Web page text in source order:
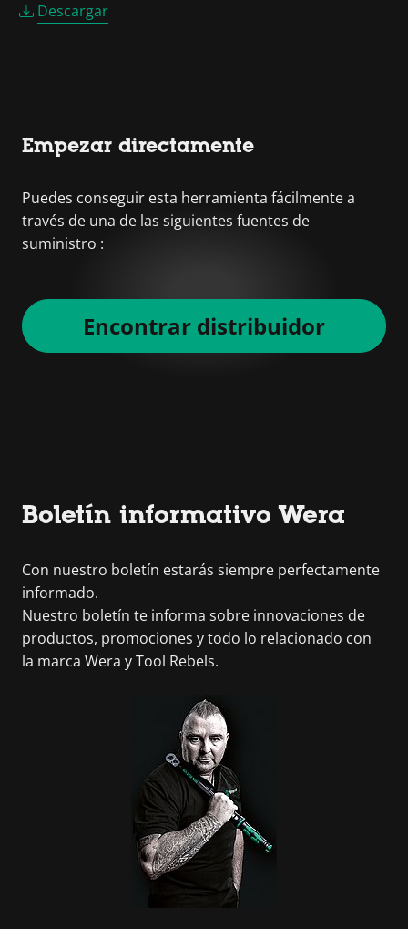
Descargar
Empezar directamente
Puedes conseguir esta herramienta fácilmente a
través de una de las siguientes fuentes de
suministro :
Encontrar distribuidor
Boletín informativo Wera
Con nuestro boletín estarás siempre perfectamente
informado.
Nuestro boletín te informa sobre innovaciones de
productos, promociones y todo lo relacionado con
la marca Wera y Tool Rebels.